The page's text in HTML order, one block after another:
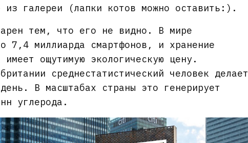
из галереи (лапки котов можно оставить:).
тем, что его не видно. В мире
7,4 миллиарда смартфонов, и хранение
имеет ощутимую экологическую цену.
среднестатистический человек делает
В масштабах страны это генерирует
углерода.